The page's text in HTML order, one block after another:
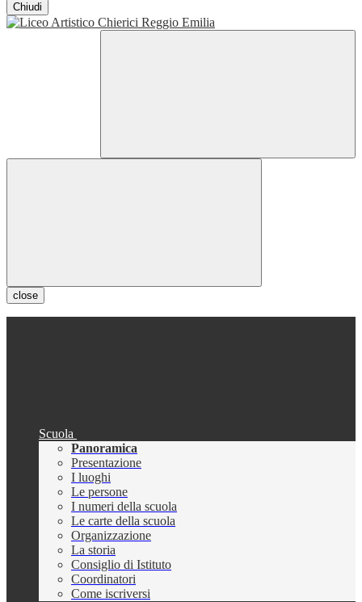
Chiudi
close
Scuola
Panoramica
Presentazione
I luoghi
Le persone
I numeri della scuola
Le carte della scuola
Organizzazione
La storia
Consiglio di Istituto
Coordinatori
Come iscriversi